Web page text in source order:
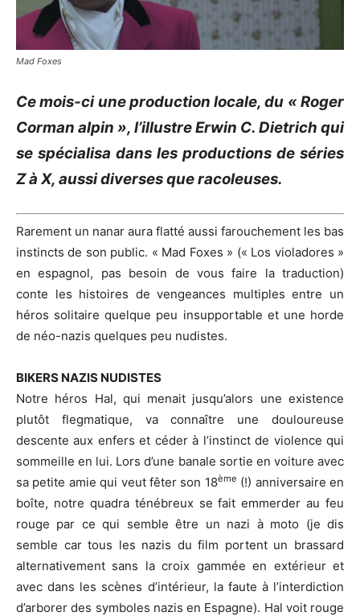
Mad Foxes
Ce mois-ci une production locale, du « Roger
Corman alpin », l’illustre Erwin C. Dietrich qui
se spécialisa dans les productions de séries
Z à X, aussi diverses que racoleuses.
Rarement un nanar aura flatté aussi farouchement les bas
instincts de son public. « Mad Foxes » (« Los violadores »
en espagnol, pas besoin de vous faire la traduction)
conte les histoires de vengeances multiples entre un
héros solitaire quelque peu insupportable et une horde
de néo-nazis quelques peu nudistes.
BIKERS NAZIS NUDISTES
Notre héros Hal, qui menait jusqu’alors une existence
plutôt flegmatique, va connaître une douloureuse
descente aux enfers et céder à l’instinct de violence qui
sommeille en lui. Lors d’une banale sortie en voiture avec
sa petite amie qui veut fêter son 18ème (!) anniversaire en
boîte, notre quadra ténébreux se fait emmerder au feu
rouge par ce qui semble être un nazi à moto (je dis
semble car tous les nazis du film portent un brassard
alternativement sans la croix gammée en extérieur et
avec dans les scènes d’intérieur, la faute à l’interdiction
d’arborer des symboles nazis en Espagne). Hal voit rouge